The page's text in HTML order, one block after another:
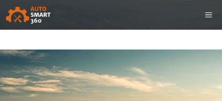
Aller
au
contenu